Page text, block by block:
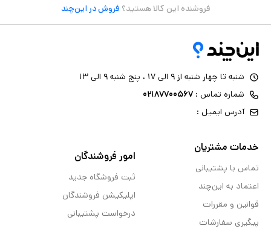
فروشنده این کالا هستید؟ فروش در این‌چند
شنبه تا چهار شنبه از ۹ الی ۱۷ ، پنج شنبه ۹ الی ۱۳
شماره تماس : ۰۲۱۸۷۷۰۰۵۶۷
آدرس ایمیل :
خدمات مشتریان
تماس با پشتیبانی
اعتماد به این‌چند
قوانین و مقررات
پیگیری سفارشات
امور فروشندگان
ثبت فروشگاه جدید
اپلیکیشن فروشندگان
درخواست پشتیبانی